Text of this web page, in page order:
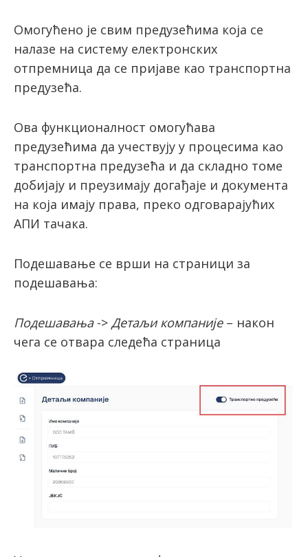
Омогућено је свим предузећима која се
налазе на систему електронских
отпремница да се пријаве као транспортна
предузећа.
Ова функционалност омогућава
предузећима да учествују у процесима као
транспортна предузећа и да складно томе
добијају и преузимају догађаје и документа
на која имају права, преко одговарајућих
АПИ тачака.
Подешавање се врши на страници за
подешавања:
Подешавања-> Детаљи компаније– након
чега се отвара следећа страница